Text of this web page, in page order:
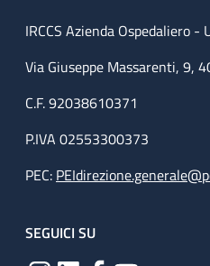
IRCCS Azienda Ospedaliero
Via Giuseppe Massarenti, 9,
C.F. 92038610371
P.IVA 02553300373
PEC:
SEGUICI SU